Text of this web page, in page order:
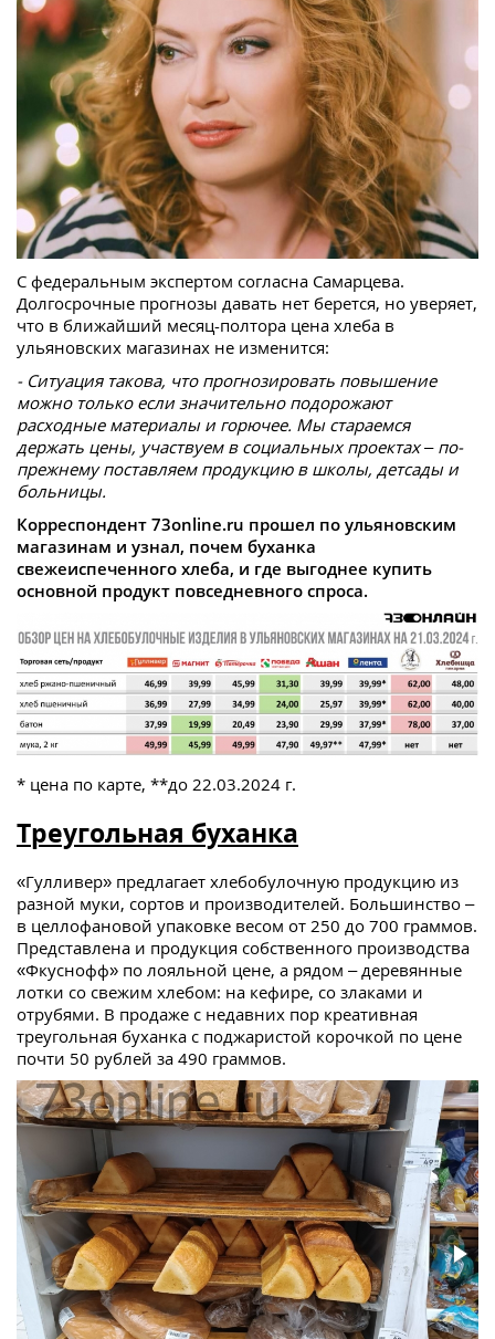
С федеральным экспертом согласна Самарцева.
Долгосрочные прогнозы давать нет берется, но уверяет,
что в ближайший месяц-полтора цена хлеба в
ульяновских магазинах не изменится:
- Ситуация такова, что прогнозировать повышение
можно только если значительно подорожают
расходные материалы и горючее. Мы стараемся
держать цены, участвуем в социальных проектах – по-
прежнему поставляем продукцию в школы, детсады и
больницы.
Корреспондент 73online.ru прошел по ульяновским
магазинам и узнал, почем буханка
свежеиспеченного хлеба, и где выгоднее купить
основной продукт повседневного спроса.
* цена по карте, **до 22.03.2024 г.
Треугольная буханка
«Гулливер» предлагает хлебобулочную продукцию из
разной муки, сортов и производителей. Большинство –
в целлофановой упаковке весом от 250 до 700 граммов.
Представлена и продукция собственного производства
«Фкуснофф» по лояльной цене, а рядом – деревянные
лотки со свежим хлебом: на кефире, со злаками и
отрубями. В продаже с недавних пор креативная
треугольная буханка с поджаристой корочкой по цене
почти 50 рублей за 490 граммов.